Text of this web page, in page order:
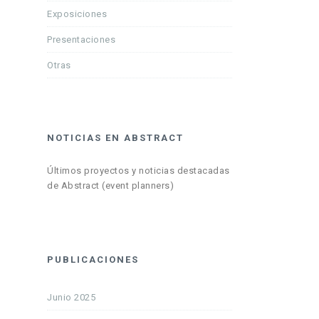
Exposiciones
Presentaciones
Otras
NOTICIAS EN ABSTRACT
Últimos proyectos y noticias destacadas
de Abstract (event planners)
PUBLICACIONES
Junio 2025